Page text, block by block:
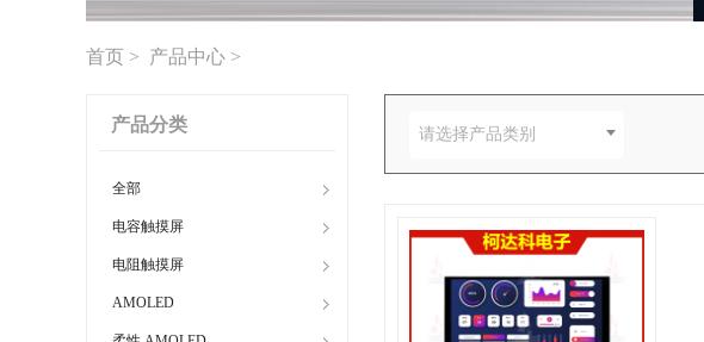
首页 > 产品中心 >
产品分类
全部
电容触摸屏
电阻触摸屏
AMOLED
请选择产品类别